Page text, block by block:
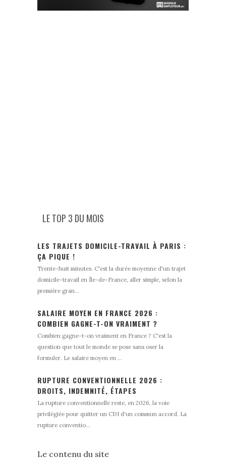
LE TOP 3 DU MOIS
LES TRAJETS DOMICILE-TRAVAIL À PARIS :
ÇA PIQUE !
Trente-huit minutes. C'est la durée moyenne d'un trajet
domicile-travail en Île-de-France, aller simple, selon la
première gran...
SALAIRE MOYEN EN FRANCE 2026 :
COMBIEN GAGNE-T-ON VRAIMENT ?
Combien gagne-t-on vraiment en France ? C'est la
question que tout le monde se pose sans oser la
formuler. Le salaire moyen en ...
RUPTURE CONVENTIONNELLE 2026 :
DROITS, INDEMNITÉ, ÉTAPES
La rupture conventionnelle reste, en 2026, la voie
privilégiée pour quitter un CDI d'un commun accord. La
rupture conventio...
Le contenu du site